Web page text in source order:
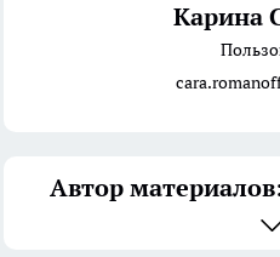
Карина
Автор